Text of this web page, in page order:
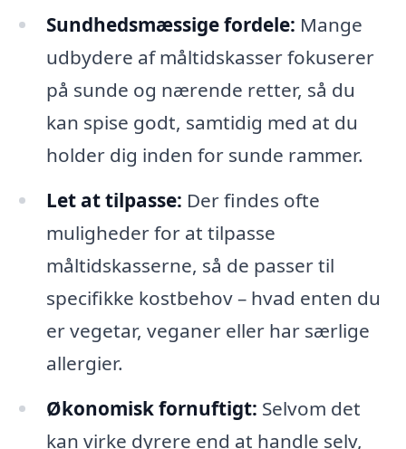
Sundhedsmæssige fordele: Mange
udbydere af måltidskasser fokuserer
på sunde og nærende retter, så du
kan spise godt, samtidig med at du
holder dig inden for sunde rammer.
Let at tilpasse: Der findes ofte
muligheder for at tilpasse
måltidskasserne, så de passer til
specifikke kostbehov – hvad enten du
er vegetar, veganer eller har særlige
allergier.
Økonomisk fornuftigt: Selvom det
kan virke dyrere end at handle selv,